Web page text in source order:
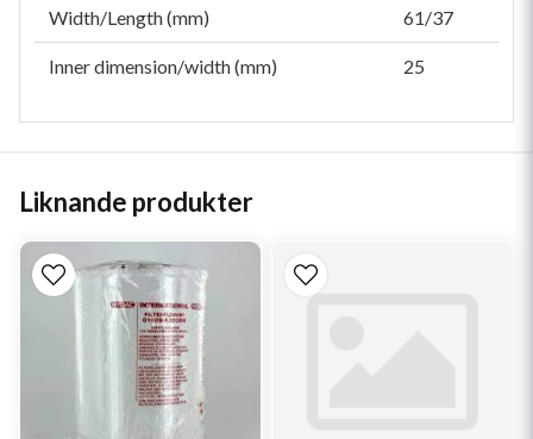
Width/Length (mm) 61/37
Inner dimension/width (mm) 25
Liknande produkter